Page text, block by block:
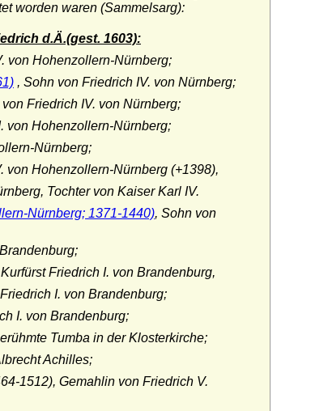
worden waren (Sammelsarg):
d.Ä.(gest. 1603):
von Hohenzollern-Nürnberg;
, Sohn von Friedrich IV. von Nürnberg;
von Friedrich IV. von Nürnberg;
von Hohenzollern-Nürnberg;
Nürnberg;
von Hohenzollern-Nürnberg (+1398),
Tochter von Kaiser Karl IV.
Nürnberg; 1371-1440), Sohn von
Friedrich I. von Brandenburg,
I. von Brandenburg;
I. von Brandenburg;
Tumba in der Klosterkirche;
Achilles;
1512), Gemahlin von Friedrich V.